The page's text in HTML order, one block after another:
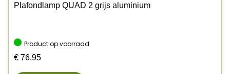
Plafondlamp QUAD 2 grijs aluminium
Product op voorraad
€ 76,95